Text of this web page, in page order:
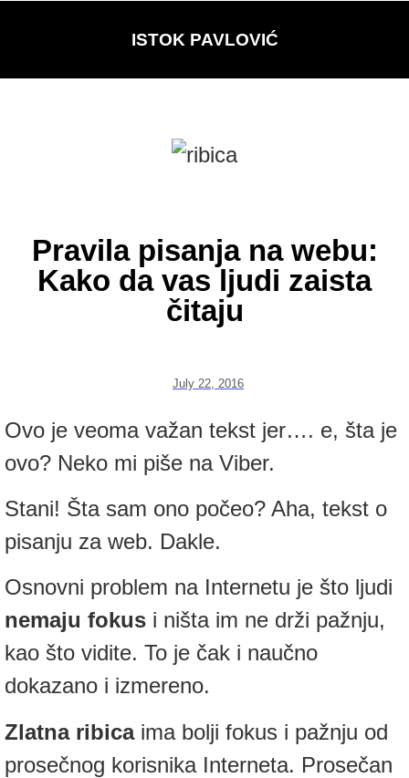
ISTOK PAVLOVIĆ
Pravila pisanja na webu:
Kako da vas ljudi zaista
čitaju
July 22, 2016
Ovo je veoma važan tekst jer…. e, šta je
ovo? Neko mi piše na Viber.
Stani! Šta sam ono počeo? Aha, tekst o
pisanju za web. Dakle.
Osnovni problem na Internetu je što ljudi
nemaju fokus i ništa im ne drži pažnju,
kao što vidite. To je čak i naučno
dokazano i izmereno.
Zlatna ribicaima bolji fokus i pažnju od
prosečnog korisnika Interneta. Prosečan